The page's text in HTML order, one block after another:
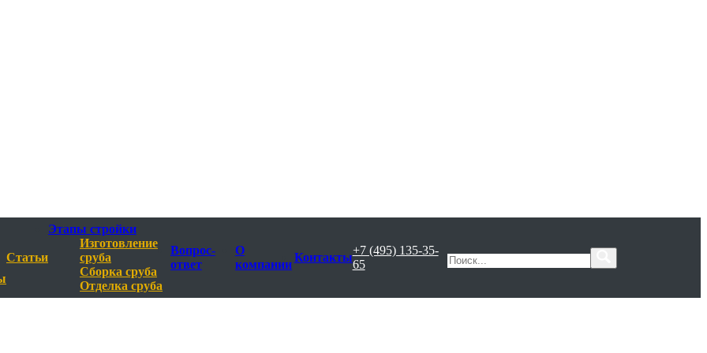
Статьи
Этапы стройки
Изготовление
сруба
Сборка сруба
Отделка сруба
Вопрос-
ответ
О
компании
Контакты
+7 (495) 135-35-
65